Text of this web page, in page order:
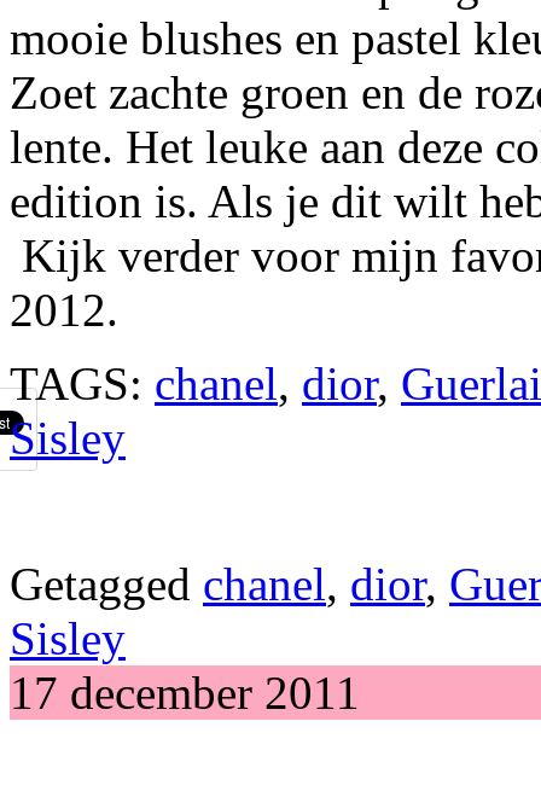
mooie blushes en pastel
Zoet zachte groen en de
lente. Het leuke aan deze
edition is. Als je dit wilt
Kijk verder voor mijn
2012.
TAGS: chanel, dior,
Sisley
Getagged chanel, dior,
Sisley
17 december 2011